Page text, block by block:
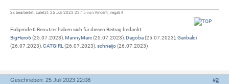
2x bearbeitet, zuletzt: 25 Juli 2023 23:15 von Vincent_vega84
Folgende 6 Benutzer haben sich für diesen Beitrag bedankt:
BigHero6 (25.07.2023),MannyMarc(25.07.2023),Dagoba(25.07.2023),Garibaldi
(26.07.2023),CATGIRL(26.07.2023),schneijo(26.07.2023)
#2
Geschrieben: 25 Juli 2023 22:08